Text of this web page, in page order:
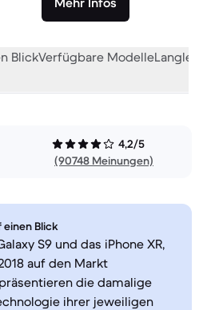
BlickVerfügbare Modelle
4,2/5
(90748 Meinungen)
Blick
S9 und das iPhone XR,
auf den Markt
die damalige
ihrer jeweiligen